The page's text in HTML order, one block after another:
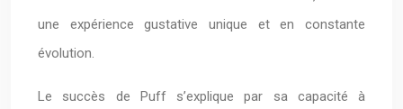
une expérience gustative unique et en constante
évolution.
Le succès de Puff s’explique par sa capacité à